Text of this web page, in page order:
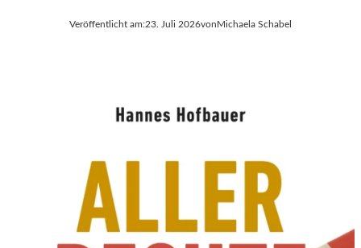
Veröffentlicht am:23. Juli 2026von Michaela Schabel